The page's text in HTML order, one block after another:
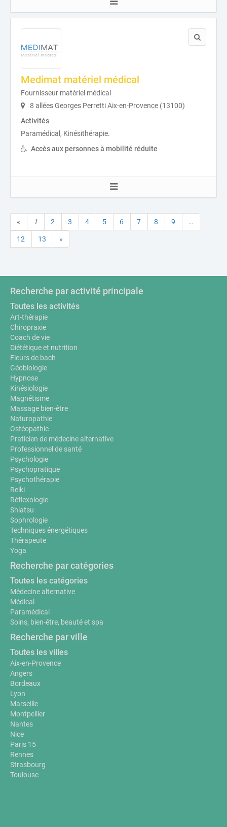
Medimat matériel médical
Fournisseur matériel médical
8 allées Georges Perretti Aix-en-Provence (13100)
Activités
Paramédical, Kinésithérapie.
Accès aux personnes à mobilité réduite
« 1 2 3 4 5 6 7 8 9 …
12 13 »
Recherche par activité principale
Toutes les activités
Art-thérapie
Chiropraxie
Coach de vie
Diététique et nutrition
Fleurs de bach
Géobiologie
Hypnose
Kinésiologie
Magnétisme
Massage bien-être
Naturopathie
Ostéopathie
Praticien de médecine alternative
Professionnel de santé
Psychologie
Psychopratique
Psychothérapie
Reiki
Réflexologie
Shiatsu
Sophrologie
Techniques énergétiques
Thérapeute
Yoga
Recherche par catégories
Toutes les catégories
Médecine alternative
Médical
Paramédical
Soins, bien-être, beauté et spa
Recherche par ville
Toutes les villes
Aix-en-Provence
Angers
Bordeaux
Lyon
Marseille
Montpellier
Nantes
Nice
Paris 15
Rennes
Strasbourg
Toulouse